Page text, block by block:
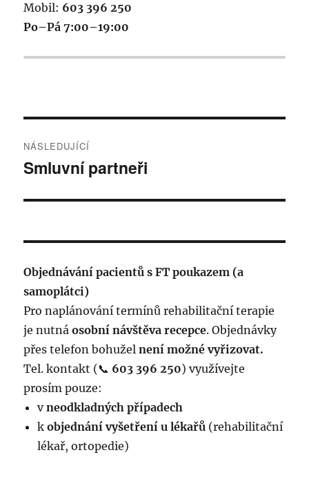
Mobil: 603 396 250
Po–Pá 7:00–19:00
pro
NÁSLEDUJÍCÍ
Následující
Smluvní partneři
Objednávání pacientů s FT poukazem (a
samoplátci)
Pro naplánování termínů rehabilitační terapie
je nutnáosobní návštěva recepce. Objednávky
přes telefon bohuželnení možné vyřizovat.
Tel. kontakt (📞 603 396 250) využívejte
prosím pouze:
vneodkladných případech
kobjednání vyšetření u lékařů (rehabilitační
lékař, ortopedie)